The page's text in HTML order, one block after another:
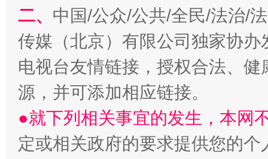
全民健身五年计划来了！等你上场
二、 中国/公众/公共/全民/法治/
传媒（北京）有限公司独家协
电视台友情链接，授权合法、
源，并可添加相应链接。
●就下列相关事宜的发生，本网
定或相关政府的要求提供您的个